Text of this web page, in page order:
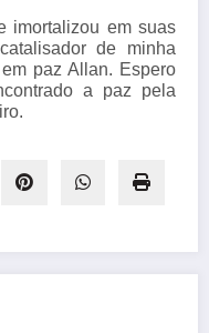
imortalizou em suas
de minha
paz Allan. Espero
a paz pela